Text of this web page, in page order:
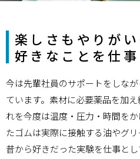
楽しさもやりがい
好きなことを仕
今は先輩社員のサポートをしな
ています。素材に必要薬品を加
れを今度は温度・圧力・時間を
たゴムは実際に接触する油やグリ
昔から好きだった実験を仕事と